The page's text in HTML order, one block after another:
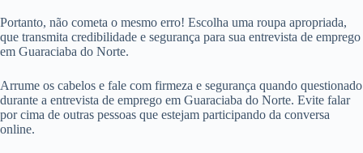
Portanto, não cometa o mesmo erro! Escolha uma roupa apropriada,
que transmita credibilidade e segurança para sua entrevista de emprego
em Guaraciaba do Norte.
Arrume os cabelos e fale com firmeza e segurança quando questionado
durante a entrevista de emprego em Guaraciaba do Norte. Evite falar
por cima de outras pessoas que estejam participando da conversa
online.